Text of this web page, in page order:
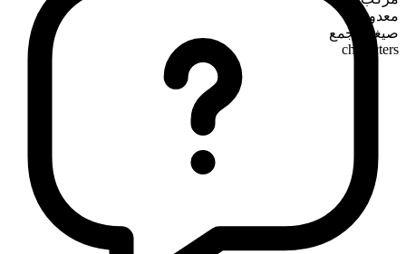
معدود
صيغة الجمع
characters